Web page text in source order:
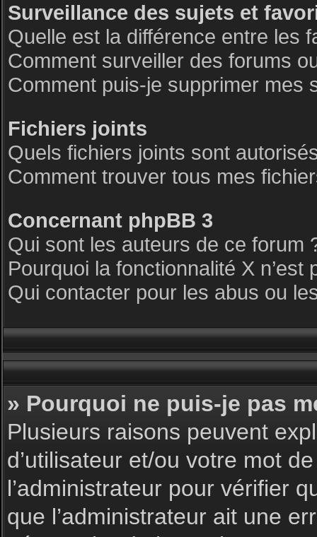
Surveillance des sujets et
Quelle est la différence entre les
Comment surveiller des forums
Comment puis-je supprimer mes
Fichiers joints
Quels fichiers joints sont
Comment trouver tous mes
Concernant phpBB 3
Qui sont les auteurs de ce forum
Pourquoi la fonctionnalité X n’est
Qui contacter pour les abus ou
» Pourquoi ne puis-je pas
Plusieurs raisons peuvent
d’utilisateur et/ou votre mot
l’administrateur pour vérifier
que l’administrateur ait une